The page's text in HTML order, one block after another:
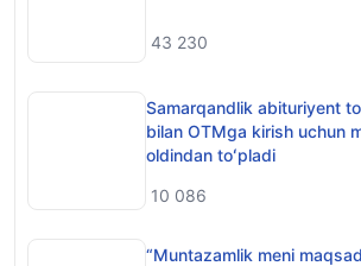
43 230
Samarqandlik abituriyent
bilan OTMga kirish uchun
oldindan toʻpladi
10 086
“Muntazamlik meni